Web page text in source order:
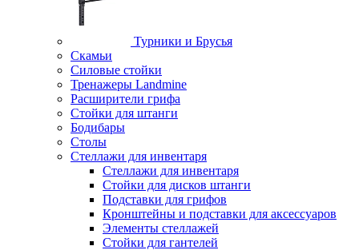
Турники и Брусья
Скамьи
Силовые стойки
Тренажеры Landmine
Расширители грифа
Стойки для штанги
Бодибары
Столы
Стеллажи для инвентаря
Стеллажи для инвентаря
Стойки для дисков штанги
Подставки для грифов
Кронштейны и подставки для аксессуаров
Элементы стеллажей
Стойки для гантелей